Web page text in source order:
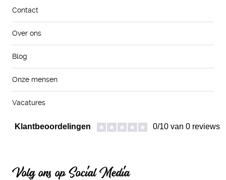
Contact
Over ons
Blog
Onze mensen
Vacatures
Volg ons op Social Media